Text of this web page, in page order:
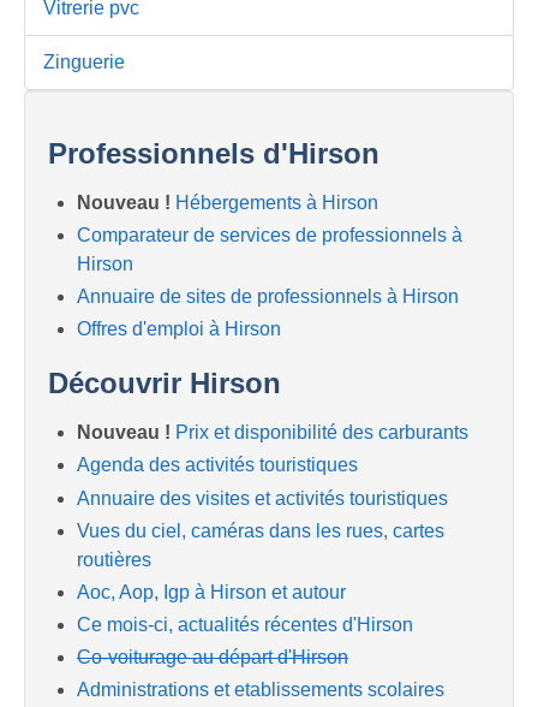
Vitrerie pvc
Zinguerie
Professionnels d'Hirson
Nouveau ! Hébergements à Hirson
Comparateur de services de professionnels à
Hirson
Annuaire de sites de professionnels à Hirson
Offres d'emploi à Hirson
Découvrir Hirson
Nouveau ! Prix et disponibilité des carburants
Agenda des activités touristiques
Annuaire des visites et activités touristiques
Vues du ciel, caméras dans les rues, cartes
routières
Aoc, Aop, Igp à Hirson et autour
Ce mois-ci, actualités récentes d'Hirson
Co-voiturage au départ d'Hirson
Administrations et etablissements scolaires